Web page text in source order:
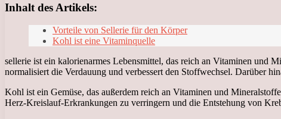
Inhalt des Artikels:
Vorteile von Sellerie für den Körper
Kohl ist eine Vitaminquelle
sellerie ist ein kalorienarmes Lebensmittel, das reich an Vitaminen und
normalisiert die Verdauung und verbessert den Stoffwechsel. Darüber
Kohl ist ein Gemüse, das außerdem reich an Vitaminen und
Herz-Kreislauf-Erkrankungen zu verringern und die Entstehung von